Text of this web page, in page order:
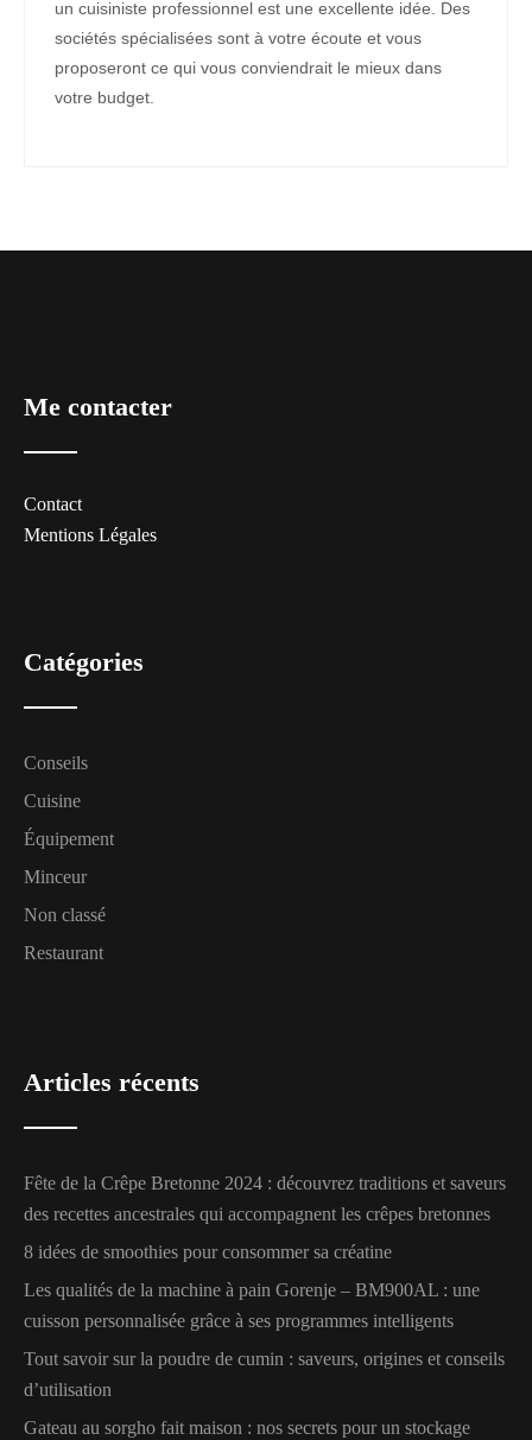
un cuisiniste professionnel est une excellente idée. Des
sociétés spécialisées sont à votre écoute et vous
proposeront ce qui vous conviendrait le mieux dans
votre budget.
Me contacter
Contact
Mentions Légales
Catégories
Conseils
Cuisine
Équipement
Minceur
Non classé
Restaurant
Articles récents
Fête de la Crêpe Bretonne 2024 : découvrez traditions et saveurs
des recettes ancestrales qui accompagnent les crêpes bretonnes
8 idées de smoothies pour consommer sa créatine
Les qualités de la machine à pain Gorenje – BM900AL : une
cuisson personnalisée grâce à ses programmes intelligents
Tout savoir sur la poudre de cumin : saveurs, origines et conseils
d’utilisation
Gateau au sorgho fait maison : nos secrets pour un stockage